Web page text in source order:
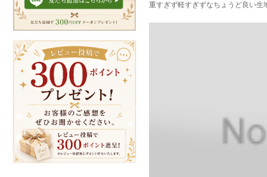
重すぎず軽すぎずなちょうど良い